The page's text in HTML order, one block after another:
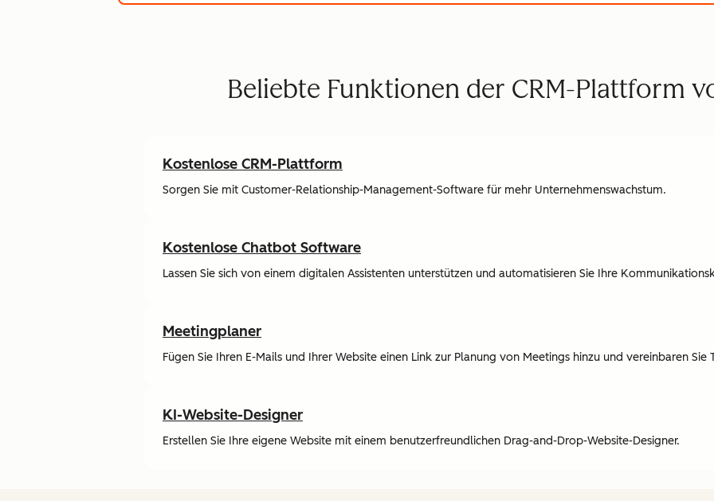
Beliebte Funktionen der CRM-Plattform
Kostenlose CRM-Plattform
Sorgen Sie mit Customer-Relationship-Management-Software für mehr Unternehmenswachstum.
Kostenlose Chatbot Software
Lassen Sie sich von einem digitalen Assistenten unterstützen und automatisieren Sie Ihre
Meetingplaner
Fügen Sie Ihren E-Mails und Ihrer Website einen Link zur Planung von Meetings hinzu und vereinbaren Sie
KI-Website-Designer
Erstellen Sie Ihre eigene Website mit einem benutzerfreundlichen Drag-and-Drop-Website-Designer.